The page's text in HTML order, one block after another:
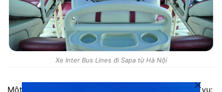
Xe Inter Bus Lines đi Sapa từ Hà Nội
Một số đánh giá từ khách hàng đã trải nghiệm dịch vụ: